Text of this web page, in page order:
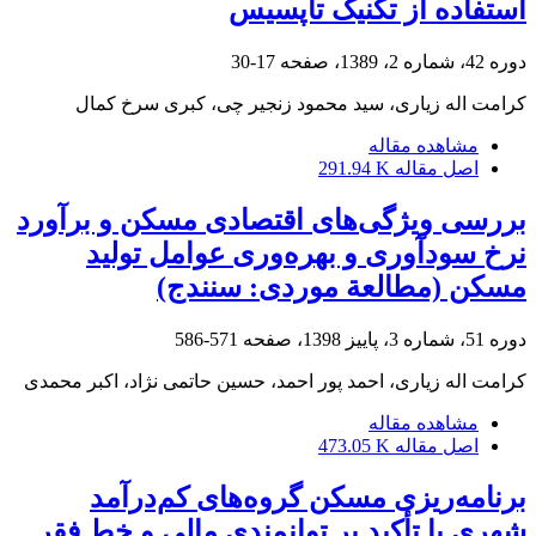
استفاده از تکنیک تاپسیس
دوره 42، شماره 2، 1389، صفحه 17-30
کرامت اله زیاری، سید محمود زنجیر چی، کبری سرخ کمال
مشاهده مقاله
اصل مقاله 291.94 K
بررسی ویژگی‌های اقتصادی مسکن و برآورد
نرخ سودآوری و بهره‌وری عوامل تولید
مسکن (مطالعة موردی: سنندج)
دوره 51، شماره 3، پاییز 1398، صفحه 571-586
کرامت اله زیاری، احمد پور احمد، حسین حاتمی نژاد، اکبر محمدی
مشاهده مقاله
اصل مقاله 473.05 K
برنامه‌ریزی مسکن گروه‌های کم‌درآمد